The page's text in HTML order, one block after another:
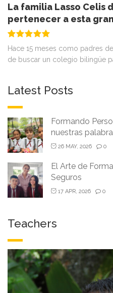
La familia Lasso Celis
pertenecer a esta
Hace 15 meses como padres
de buscar un colegio bilingüe
Latest Posts
Formando
nuestras
26 MAY, 2026 0
El Arte de
Seguros
17 APR, 2026 0
Teachers